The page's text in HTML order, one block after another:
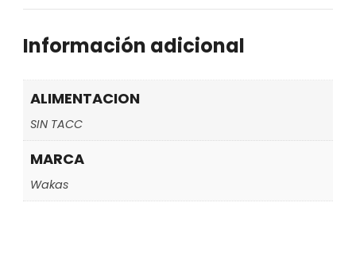
Información adicional
ALIMENTACION
SIN TACC
MARCA
Wakas